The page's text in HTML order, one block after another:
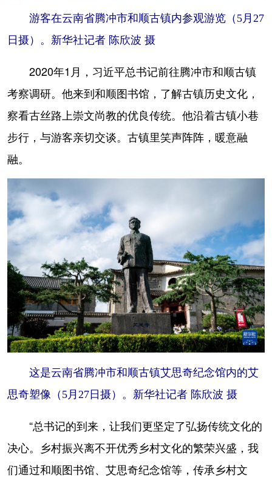
游客在云南省腾冲市和顺古镇内参观游览（5月27
日摄）。新华社记者 陈欣波 摄
2020年1月，习近平总书记前往腾冲市和顺古镇
考察调研。他来到和顺图书馆，了解古镇历史文化，
察看古丝路上崇文尚教的优良传统。他沿着古镇小巷
步行，与游客亲切交谈。古镇里笑声阵阵，暖意融
融。
这是云南省腾冲市和顺古镇艾思奇纪念馆内的艾
思奇塑像（5月27日摄）。新华社记者 陈欣波 摄
“总书记的到来，让我们更坚定了弘扬传统文化的
决心。乡村振兴离不开优秀乡村文化的繁荣兴盛，我
们通过和顺图书馆、艾思奇纪念馆等，传承乡村文